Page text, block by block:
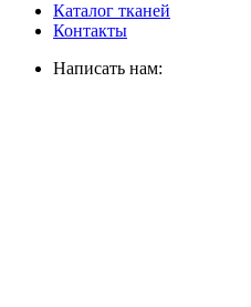
Каталог тканей
Контакты
Написать нам: